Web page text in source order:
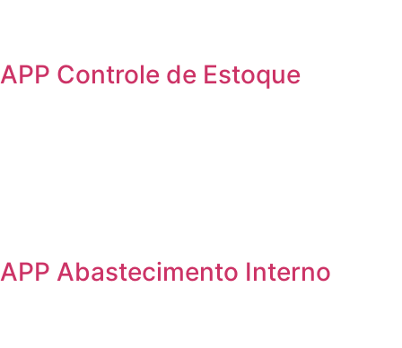
APP Controle de Estoque
APP Abastecimento Interno